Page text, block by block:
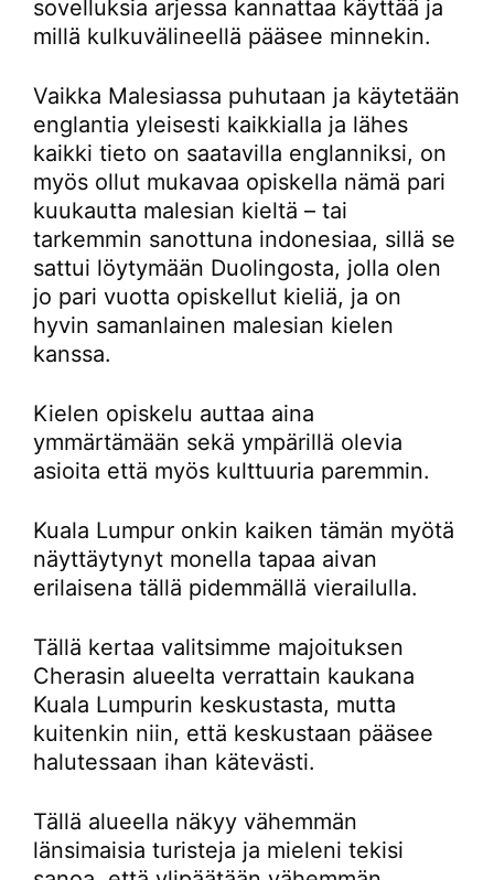
sovelluksia arjessa kannattaa käyttää ja
millä kulkuvälineellä pääsee minnekin.
Vaikka Malesiassa puhutaan ja käytetään
englantia yleisesti kaikkialla ja lähes
kaikki tieto on saatavilla englanniksi, on
myös ollut mukavaa opiskella nämä pari
kuukautta malesian kieltä – tai
tarkemmin sanottuna indonesiaa, sillä se
sattui löytymään Duolingosta, jolla olen
jo pari vuotta opiskellut kieliä, ja on
hyvin samanlainen malesian kielen
kanssa.
Kielen opiskelu auttaa aina
ymmärtämään sekä ympärillä olevia
asioita että myös kulttuuria paremmin.
Kuala Lumpur onkin kaiken tämän myötä
näyttäytynyt monella tapaa aivan
erilaisena tällä pidemmällä vierailulla.
Tällä kertaa valitsimme majoituksen
Cherasin alueelta verrattain kaukana
Kuala Lumpurin keskustasta, mutta
kuitenkin niin, että keskustaan pääsee
halutessaan ihan kätevästi.
Tällä alueella näkyy vähemmän
länsimaisia turisteja ja mieleni tekisi